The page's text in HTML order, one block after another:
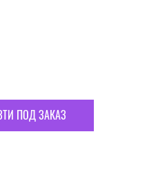
ПОД ЗАКАЗ